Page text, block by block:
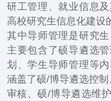
研工管理、就业信息
高校研究生信息化建设
其中导师管理是研究
主要包含了硕导遴选
划、学生导师管理等
涵盖了硕/博导遴选控
审核、硕/博导遴选维